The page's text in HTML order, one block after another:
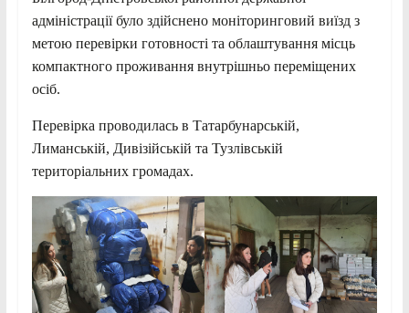
адміністрації було здійснено моніторинговий виїзд з
метою перевірки готовності та облаштування місць
компактного проживання внутрішньо переміщених
осіб.
Перевірка проводилась в Татарбунарській,
Лиманській, Дивізійській та Тузлівській
територіальних громадах.